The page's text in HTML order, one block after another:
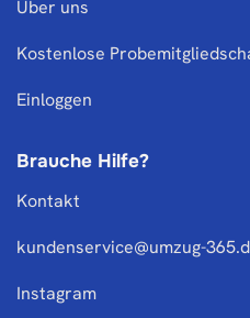
Über uns
Kostenlose
Einloggen
Brauche Hilfe?
Kontakt
kundenservice@umzug-
Instagram